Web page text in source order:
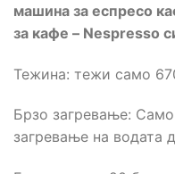
машина за еспресо
за кафе – Nespresso
Тежина: тежи само
Брзо загревање:
загревање на водата